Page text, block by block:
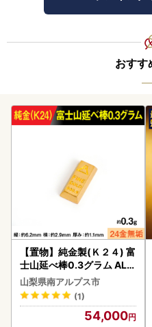
おすす
【置物】純金製(Ｋ２４) 富
士山延べ棒0.3グラム ALP
BK193
山梨県南アルプス市
(1)
54,000